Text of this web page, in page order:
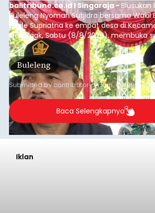
balitribune.co.id I Singaraja - Blusukan
Buleleng Nyoman Sutjidra bersama Wakil
Gede Supriatna ke empat desa di
Gerokgak, Sabtu (8/8/2026), membuka
persoalan yang masih dihadapi
jalan desa yang rusak hingga potensi
yang belum optimal, semuanya menjadi
perhatian pemerintah daerah.
Buleleng
Submitted bycontributoronSun, 08/09/2026
Baca Selengkapnya
Iklan